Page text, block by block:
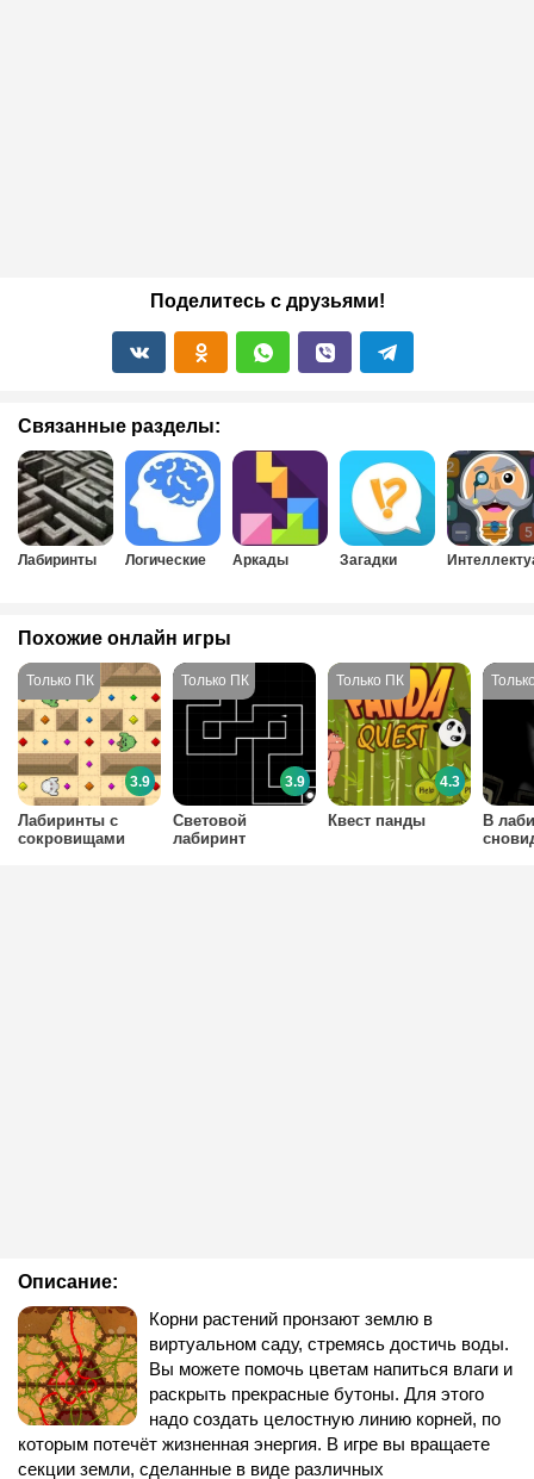
Поделитесь с друзьями!
Связанные разделы:
Лабиринты Логические Аркады Загадки
Описание:
Корни растений пронзают землю в
виртуальном саду, стремясь достичь воды.
Вы можете помочь цветам напиться влаги и
раскрыть прекрасные бутоны. Для этого
надо создать целостную линию корней, по
которым потечёт жизненная энергия. В игре вы вращаете
секции земли, сделанные в виде различных
Похожие онлайн игры
Лабиринты с
сокровищами
3.9
Световой
лабиринт
3.9
Квест панды
4.3
В